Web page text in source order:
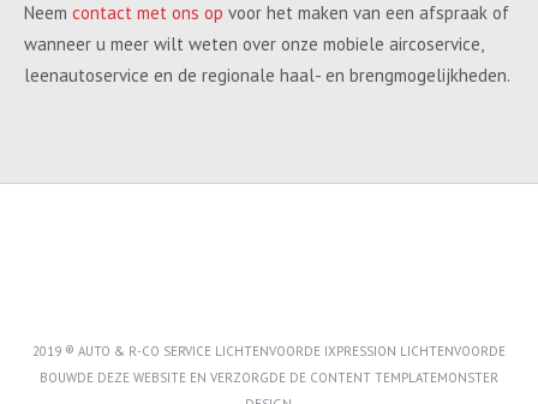
Neem contact met ons op voor het maken van een afspraak of
wanneer u meer wilt weten over onze mobiele aircoservice,
leenautoservice en de regionale haal- en brengmogelijkheden.
2019 ® AUTO & R-CO SERVICE LICHTENVOORDE IXPRESSION LICHTENVOORDE
BOUWDE DEZE WEBSITE EN VERZORGDE DE CONTENT TEMPLATEMONSTER